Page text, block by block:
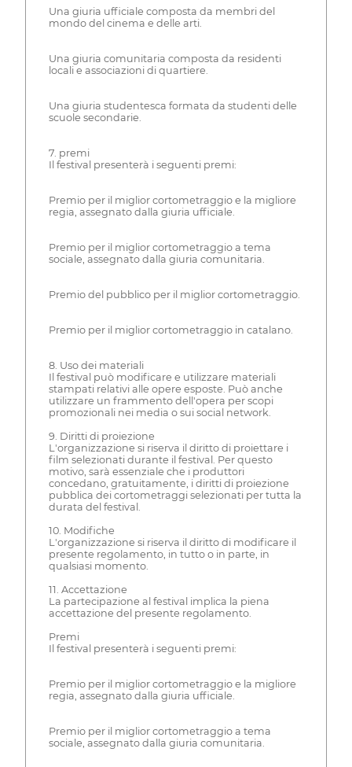
Una giuria ufficiale composta da membri del
mondo del cinema e delle arti.
Una giuria comunitaria composta da residenti
locali e associazioni di quartiere.
Una giuria studentesca formata da studenti delle
scuole secondarie.
7. premi
Il festival presenterà i seguenti premi:
Premio per il miglior cortometraggio e la migliore
regia, assegnato dalla giuria ufficiale.
Premio per il miglior cortometraggio a tema
sociale, assegnato dalla giuria comunitaria.
Premio del pubblico per il miglior cortometraggio.
Premio per il miglior cortometraggio in catalano.
8. Uso dei materiali
Il festival può modificare e utilizzare materiali
stampati relativi alle opere esposte. Può anche
utilizzare un frammento dell'opera per scopi
promozionali nei media o sui social network.
9. Diritti di proiezione
L'organizzazione si riserva il diritto di proiettare i
film selezionati durante il festival. Per questo
motivo, sarà essenziale che i produttori
concedano, gratuitamente, i diritti di proiezione
pubblica dei cortometraggi selezionati per tutta la
durata del festival.
10. Modifiche
L'organizzazione si riserva il diritto di modificare il
presente regolamento, in tutto o in parte, in
qualsiasi momento.
11. Accettazione
La partecipazione al festival implica la piena
accettazione del presente regolamento.
Premi
Il festival presenterà i seguenti premi:
Premio per il miglior cortometraggio e la migliore
regia, assegnato dalla giuria ufficiale.
Premio per il miglior cortometraggio a tema
sociale, assegnato dalla giuria comunitaria.